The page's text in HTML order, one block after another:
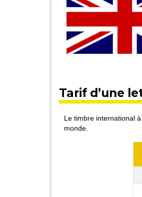
Tarif d’une
Le timbre international
monde.